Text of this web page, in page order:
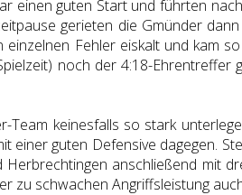
einen guten Start und führten
gerieten die Gmünder
Fehler eiskalt und kam
noch der 4:18-
keinesfalls so stark
guten Defensive dagegen.
anschließend mit
zu schwachen Angriffsleistung